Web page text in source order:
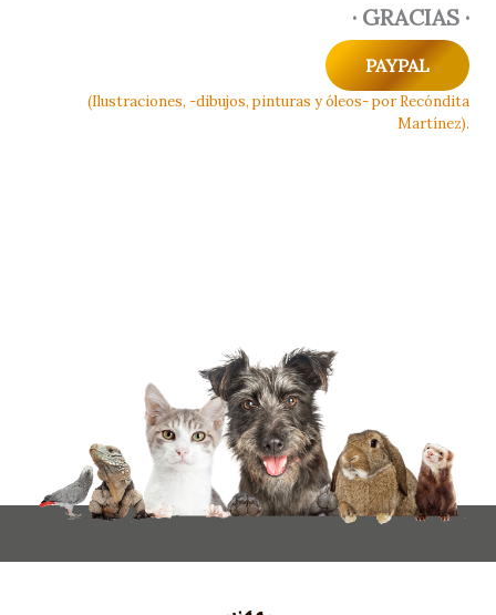
· GRACIAS ·
PAYPAL
(Ilustraciones, -dibujos, pinturas y óleos- por Recóndita
Martínez).